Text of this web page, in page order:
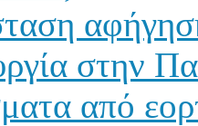
στην
από